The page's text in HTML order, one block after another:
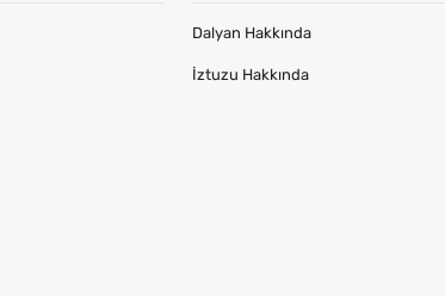
Dalyan Hakkında
İztuzu Hakkında